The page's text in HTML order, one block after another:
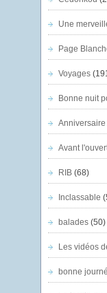
Une
Page
Voyages
Bonne nuit
Anniversaire
Avant
RIB(68)
Inclassable
balades(50)
Les vidéos
bonne